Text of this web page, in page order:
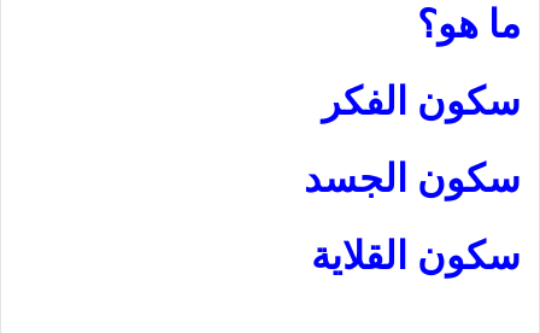
ما هو؟
سكون الفكر
سكون الجسد
سكون القلاية